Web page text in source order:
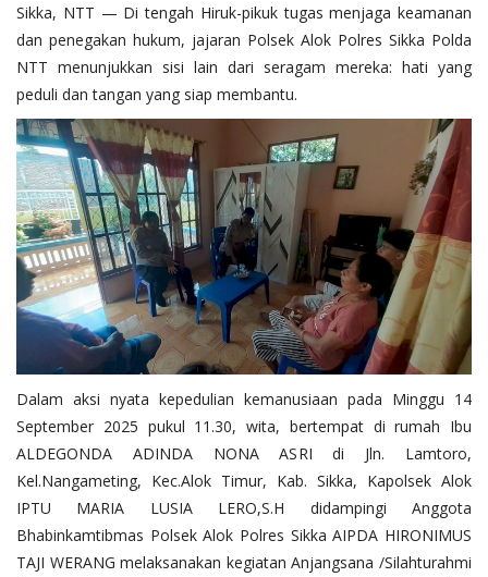
Sikka, NTT — Di tengah Hiruk-pikuk tugas menjaga keamanan
dan penegakan hukum, jajaran Polsek Alok Polres Sikka Polda
NTT menunjukkan sisi lain dari seragam mereka: hati yang
peduli dan tangan yang siap membantu.
Dalam aksi nyata kepedulian kemanusiaan pada Minggu 14
September 2025 pukul 11.30, wita, bertempat di rumah Ibu
ALDEGONDA ADINDA NONA ASRI di Jln. Lamtoro,
Kel.Nangameting, Kec.Alok Timur, Kab. Sikka, Kapolsek Alok
IPTU MARIA LUSIA LERO,S.H didampingi Anggota
Bhabinkamtibmas Polsek Alok Polres Sikka AIPDA HIRONIMUS
TAJI WERANG melaksanakan kegiatan Anjangsana /Silahturahmi